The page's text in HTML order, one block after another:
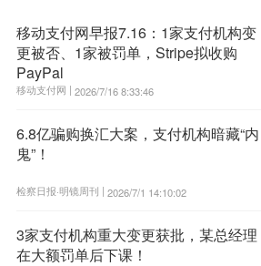
移动支付网早报7.16：1家支付机构变
更被否、1家被罚单，Stripe拟收购
PayPal
移动支付网 | 2026/7/16 8:33:46
6.8亿骗购换汇大案，支付机构暗藏“内
鬼”！
检察日报·明镜周刊 | 2026/7/1 14:10:02
3家支付机构重大变更获批，某总经理
在大额罚单后下课！